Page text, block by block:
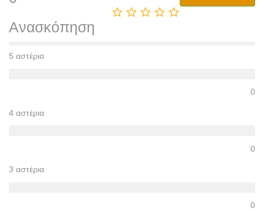
Ανασκόπηση
5 αστέρια
0
4 αστέρια
0
3 αστέρια
0